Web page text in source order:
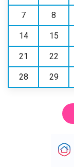
7 8
14 15
21 22
28 29